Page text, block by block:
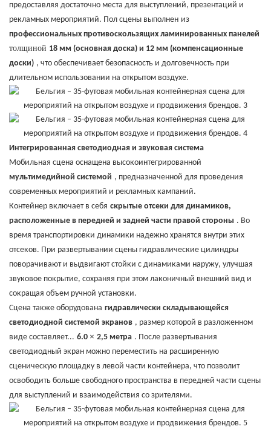
предоставляя достаточно места для выступлений, презентаций и
рекламных мероприятий. Пол сцены выполнен из
профессиональных противоскользящих ламинированных панелей
толщиной 18 мм (основная доска) и 12 мм (компенсационные
доски) , что обеспечивает безопасность и долговечность при
длительном использовании на открытом воздухе.
Интегрированная светодиодная и звуковая система
Мобильная сцена оснащена высокоинтегрированной
мультимедийной системой , предназначенной для проведения
современных мероприятий и рекламных кампаний.
Контейнер включает в себя скрытые отсеки для динамиков,
расположенные в передней и задней части правой стороны . Во
время транспортировки динамики надежно хранятся внутри этих
отсеков. При развертывании сцены гидравлические цилиндры
поворачивают и выдвигают стойки с динамиками наружу, улучшая
звуковое покрытие, сохраняя при этом лаконичный внешний вид и
сокращая объем ручной установки.
Сцена также оборудована гидравлически складывающейся
светодиодной системой экранов , размер которой в разложенном
виде составляет... 6.0 × 2,5 метра . После развертывания
светодиодный экран можно переместить на расширенную
сценическую площадку в левой части контейнера, что позволит
освободить больше свободного пространства в передней части сцены
для выступлений и взаимодействия со зрителями.